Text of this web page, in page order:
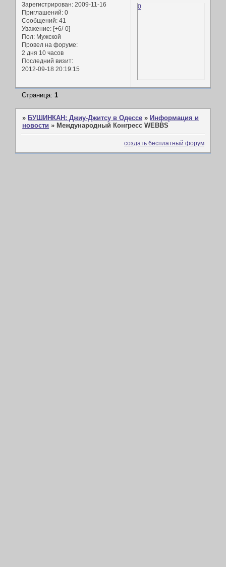
Зарегистрирован: 2009-11-16
Приглашений: 0
Сообщений: 41
Уважение: [+6/-0]
Пол: Мужской
Провел на форуме:
2 дня 10 часов
Последний визит:
2012-09-18 20:19:15
0
Страница:1
» БУШИНКАН: Джиу-Джитсу в Одессе » Информация и
новости » Международный Конгресс WEBBS
создать бесплатный форум